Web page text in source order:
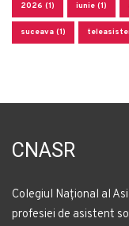
2026 (1) iunie (1)
suceava (1)
CNASR
Colegiul Național al
profesiei de asistent